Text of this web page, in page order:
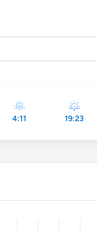
4:11 19:23